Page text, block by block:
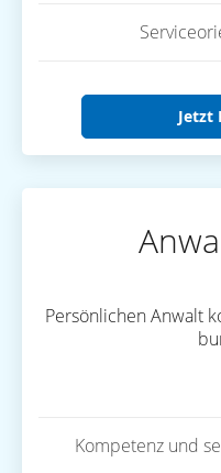
Jetzt
Persönlichen Anwalt
Kompetenz und